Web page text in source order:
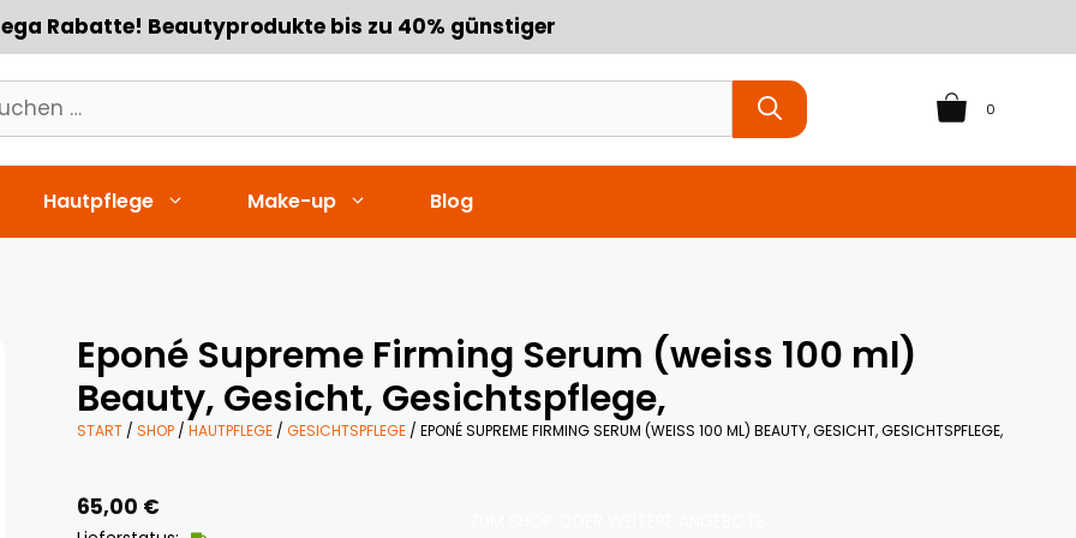
Rabatte! Beautyprodukte bis zu 40% günstiger
0
Hautpflege Make-up Blog
Eponé Supreme Firming Serum (weiss 100 ml)
Beauty, Gesicht, Gesichtspflege,
START / SHOP / HAUTPFLEGE / GESICHTSPFLEGE / EPONÉ SUPREME FIRMING SERUM (WEISS 100 ML) BEAUTY, GESICHT, GESICHTSPFLEGE,
65,00 €